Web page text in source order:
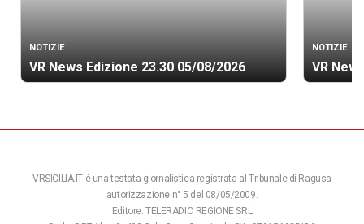
NOTIZIE
VR News Edizione 23.30 05/08/2026
NOTIZIE
VR
VRSICILIA.IT è una testata giornalistica registrata al Tribunale di Ragusa
autorizzazione n° 5 del 08/05/2009.
Editore: TELERADIO REGIONE SRL